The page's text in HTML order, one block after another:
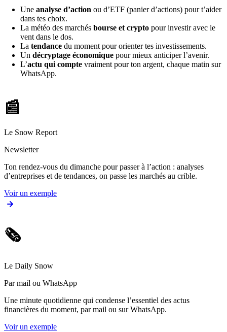
Une analyse d’action ou d’ETF (panier d’actions) pour t’aider
dans tes choix.
La météo des marchés bourse et crypto pour investir avec le
vent dans le dos.
La tendance du moment pour orienter tes investissements.
Un décryptage économique pour mieux anticiper l’avenir.
L’actu qui compte vraiment pour ton argent, chaque matin sur
WhatsApp.
📰
Le Snow Report
Newsletter
Ton rendez-vous du dimanche pour passer à l’action : analyses
d’entreprises et de tendances, on passe les marchés au crible.
Voir un exemple
🗞️
Le Daily Snow
Par mail ou WhatsApp
Une minute quotidienne qui condense l’essentiel des actus
financières du moment, par mail ou sur WhatsApp.
Voir un exemple